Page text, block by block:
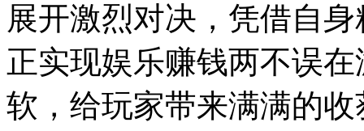
展开激烈对决，凭借自
正实现娱乐赚钱两不误
软，给玩家带来满满的